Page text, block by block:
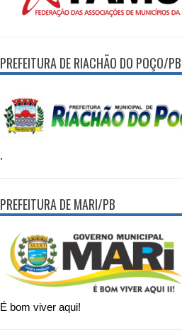
PREFEITURA DE RIACHÃO DO POÇO/PB
.
PREFEITURA DE MARI/PB
É bom viver aqui!